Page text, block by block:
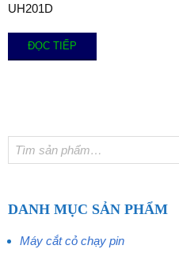
UH201D
ĐỌC TIẾP
Tìm
kiếm:
DANH MỤC SẢN PHẨM
Máy cắt cỏ chạy pin